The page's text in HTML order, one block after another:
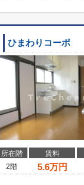
ひまわりコーポ
所在階 賃料
2階
5.6万円